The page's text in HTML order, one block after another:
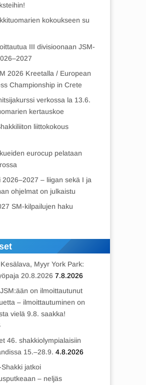
kokoukseen su
III divisioonaan JSM-
2026 Kreetalla / European
Championship in Crete
verkossa la 13.6.
kertauskoe
liittokokous
eurocup pelataan
2026–2027 – liigan sekä I ja
ohjelmat on julkaistu
SM-kilpailujen haku
Myyr York Park:
20.8.2026 7.8.2026
on ilmoittautunut
– ilmoittautuminen on
vielä 9.8. saakka!
46. shakkiolympialaisiin
15.–28.9. 4.8.2026
jatkoi
– neljäs